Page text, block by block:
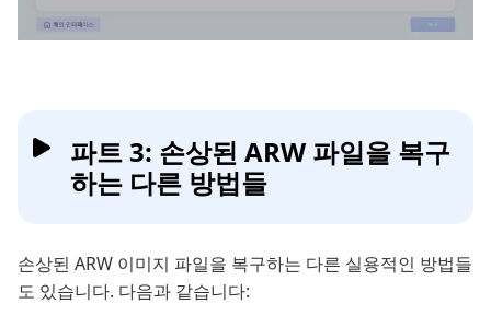
파트 3: 손상된 ARW 파일을 복구
하는 다른 방법들
손상된 ARW 이미지 파일을 복구하는 다른 실용적인 방법들
도 있습니다. 다음과 같습니다: